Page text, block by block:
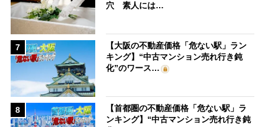
穴 素人には…
7
【大阪の不動産価格「危ない駅」ラン
キング】“中古マンション売れ行き鈍
化”のワース…
8
【首都圏の不動産価格「危ない駅」ラ
ンキング】“中古マンション売れ行き鈍